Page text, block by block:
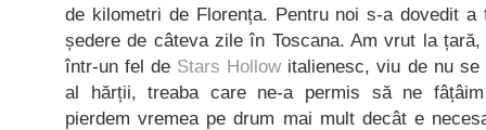
de kilometri de Florența. Pentru noi s-a dovedit
ședere de câteva zile în Toscana. Am vrut la
într-un fel de Stars Hollow italienesc, viu de nu
al hărții, treaba care ne-a permis să ne
pierdem vremea pe drum mai mult decât e